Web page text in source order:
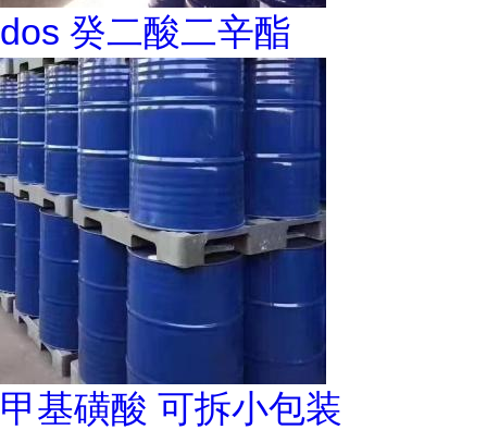
dos 癸二酸二辛酯
甲基磺酸 可拆小包装